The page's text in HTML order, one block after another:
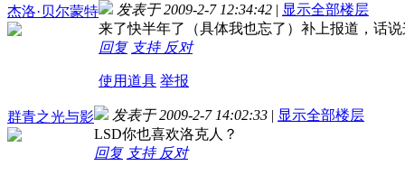
杰洛·贝尔蒙特 发表于 2009-2-7 12:34:42 | 显示全部楼层
来了快半年了（具体我也忘了）补上报道，话
回复 支持 反对
使用道具 举报
群青之光与影 发表于 2009-2-7 14:02:33 | 显示全部楼层
LSD你也喜欢洛克人？
回复 支持 反对